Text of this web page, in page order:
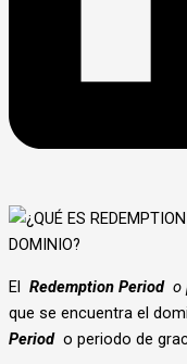
El Redemption Periodo
que se encuentra el
Periodo periodo de